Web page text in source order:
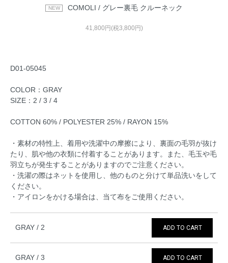
COMOLI / グレー裏毛 クルーネック
41,800円(税3,800円)
D01-05045
COLOR：GRAY
SIZE：2 / 3 / 4
COTTON 60% / POLYESTER 25% / RAYON 15%
・素材の特性上、着用や洗濯中の摩擦により、裏面の毛羽が抜け
たり、肌や他の衣類に付着することがあります。また、毛玉や毛
羽立ちが発生することがありますのでご注意ください。
・洗濯の際はネットを使用し、他のものと分けて単品洗いをして
ください。
・アイロンをかける場合は、当て布をご使用ください。
GRAY / 2 ADD TO CART
GRAY / 3 ADD TO CART